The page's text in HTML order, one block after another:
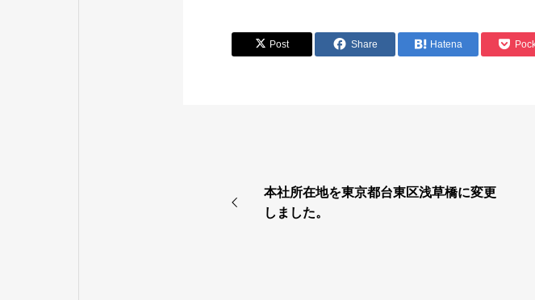
Post Share Hatena
本社所在地を東京都台東区浅草橋に変更
しました。